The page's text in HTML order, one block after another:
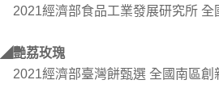
2021經濟部食品工業發展研究所 全
◢艷荔玫瑰
2021經濟部臺灣餅甄選 全國南區創